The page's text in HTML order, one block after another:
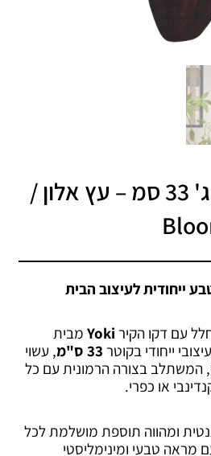
דקו לקיר Yoki ג' 33 סמ – עץ אלון /
עם דקו הקיר Yoki מבית
ייחודי בקוטר 33 ס"מ
, עשוי
, המשתלב בצורה הרמונית עם כל
או כפרי.
ומהווה תוספת מושלמת לכל
טבעי ומינימליסטי